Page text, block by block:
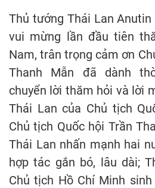
Thủ tướng Thái Lan
vui mừng lần đầu tiên
Nam, trân trọng cảm ơn
Thanh Mẫn đã dành
chuyển lời thăm hỏi và lời
Thái Lan của Chủ tịch
Chủ tịch Quốc hội Trần
Thái Lan nhấn mạnh hai
hợp tác gắn bó, lâu dài;
Chủ tịch Hồ Chí Minh